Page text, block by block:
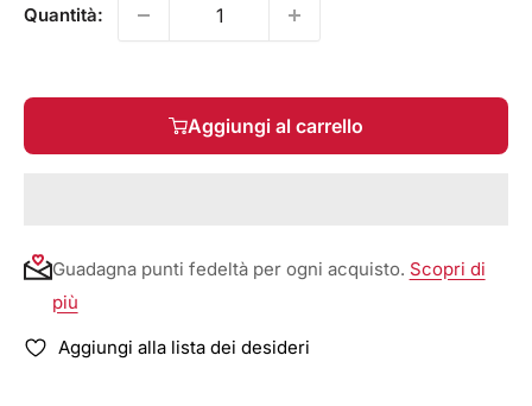
Quantità:
Aggiungi al carrello
Guadagna punti fedeltà per ogni acquisto. Scopri di
più
Aggiungi alla lista dei desideri